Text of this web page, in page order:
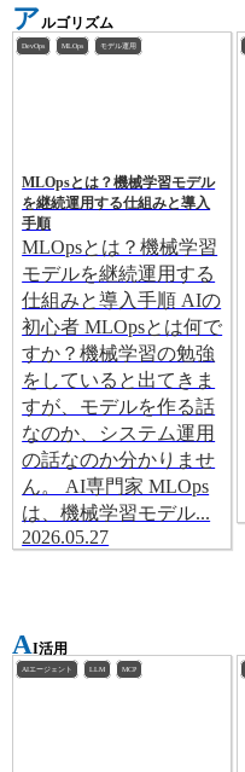
アルゴリズム
DevOps MLOps モデル運用
MLOpsとは？機械学習モデル
を継続運用する仕組みと導入
手順
MLOpsとは？機械学習
モデルを継続運用する
仕組みと導入手順 AIの
初心者 MLOpsとは何で
すか？機械学習の勉強
をしていると出てきま
すが、モデルを作る話
なのか、システム運用
の話なのか分かりませ
ん。 AI専門家 MLOps
は、機械学習モデル...
2026.05.27
AI活用
AIエージェント LLM MCP